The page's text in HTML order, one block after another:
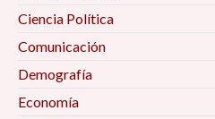
Ciencia Política
Comunicación
Demografía
Economía